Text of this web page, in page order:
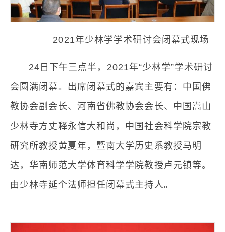
2021年少林学学术研讨会闭幕式现场
24日下午三点半，2021年“少林学”学术研讨
会圆满闭幕。出席闭幕式的嘉宾主要有：中国佛
教协会副会长、河南省佛教协会会长、中国嵩山
少林寺方丈释永信大和尚，中国社会科学院宗教
研究所教授黄夏年，暨南大学历史系教授马明
达，华南师范大学体育科学学院教授卢元镇等。
由少林寺延个法师担任闭幕式主持人。